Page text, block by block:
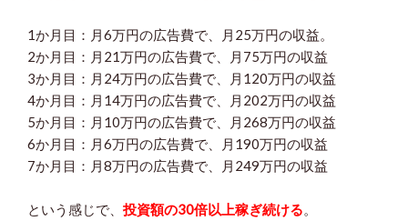
1か月目：月6万円の広告費で、月25万円の収益。
2か月目：月21万円の広告費で、月75万円の収益
3か月目：月24万円の広告費で、月120万円の収益
4か月目：月14万円の広告費で、月202万円の収益
5か月目：月10万円の広告費で、月268万円の収益
6か月目：月6万円の広告費で、月190万円の収益
7か月目：月8万円の広告費で、月249万円の収益
という感じで、 投資額の30倍以上稼ぎ続ける。